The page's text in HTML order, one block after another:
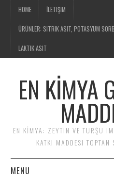
HOME İLETIŞIM
ÜRÜNLER: SITRIK ASIT, POTASYUM
LAKTIK ASIT
EN KİMYA
EN KİMYA: ZEYTIN VE TURŞU
KATKI MADDESI
MENU